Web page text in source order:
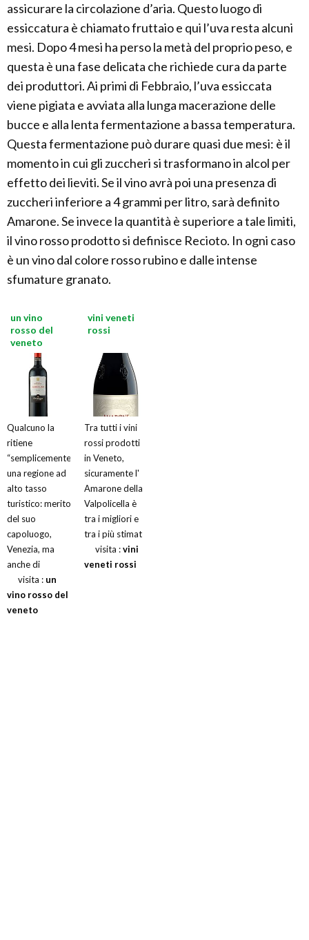
assicurare la circolazione d’aria. Questo luogo di
essiccatura è chiamato fruttaio e qui l’uva resta alcuni
mesi. Dopo 4 mesi ha perso la metà del proprio peso, e
questa è una fase delicata che richiede cura da parte
dei produttori. Ai primi di Febbraio, l’uva essiccata
viene pigiata e avviata alla lunga macerazione delle
bucce e alla lenta fermentazione a bassa temperatura.
Questa fermentazione può durare quasi due mesi: è il
momento in cui gli zuccheri si trasformano in alcol per
effetto dei lieviti. Se il vino avrà poi una presenza di
zuccheri inferiore a 4 grammi per litro, sarà definito
Amarone. Se invece la quantità è superiore a tale limiti,
il vino rosso prodotto si definisce Recioto. In ogni caso
è un vino dal colore rosso rubino e dalle intense
sfumature granato.
un vino
rosso del
veneto
Qualcuno la
ritiene
“semplicemente”
una regione ad
alto tasso
turistico: merito
del suo
capoluogo,
Venezia, ma
anche di
visita : un
vino rosso del
veneto
vini veneti
rossi
Tra tutti i vini
rossi prodotti
in Veneto,
sicuramente l'
Amarone della
Valpolicella è
tra i migliori e
tra i più stimat
visita :vini
veneti rossi